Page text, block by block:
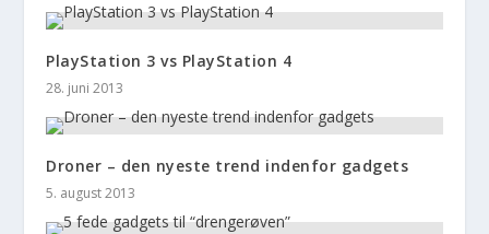
PlayStation 3 vs PlayStation 4
28. juni 2013
Droner – den nyeste trend indenfor gadgets
5. august 2013